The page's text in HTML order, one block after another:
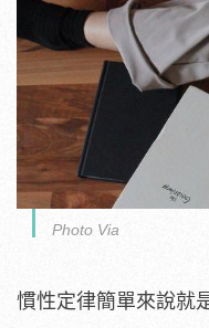
Photo Via
慣性定律簡單來說就